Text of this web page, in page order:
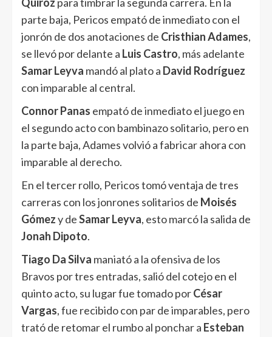
Quiroz para timbrar la segunda carrera. En la
parte baja, Pericos empató de inmediato con el
jonrón de dos anotaciones de Cristhian Adames,
se llevó por delante a Luis Castro, más adelante
Samar Leyva mandó al plato a David Rodríguez
con imparable al central.
Connor Panas empató de inmediato el juego en
el segundo acto con bambinazo solitario, pero en
la parte baja, Adames volvió a fabricar ahora con
imparable al derecho.
En el tercer rollo, Pericos tomó ventaja de tres
carreras con los jonrones solitarios de Moisés
Gómezy deSamar Leyva, esto marcó la salida de
Jonah Dipoto.
Tiago Da Silva maniató a la ofensiva de los
Bravos por tres entradas, salió del cotejo en el
quinto acto, su lugar fue tomado porCésar
Vargas, fue recibido con par de imparables, pero
trató de retomar el rumbo al ponchar a Esteban